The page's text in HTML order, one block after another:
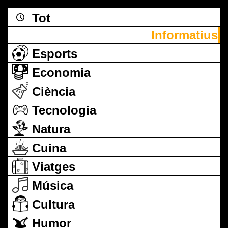
Tot
Informatius
Esports
Economia
Ciència
Tecnologia
Natura
Cuina
Viatges
Música
Cultura
Humor